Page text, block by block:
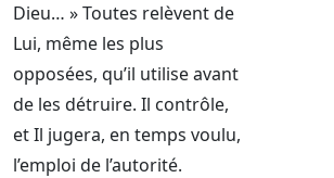
Dieu… » Toutes relèvent de
Lui, même les plus
opposées, qu’il utilise avant
de les détruire. Il contrôle,
et Il jugera, en temps voulu,
l’emploi de l’autorité.